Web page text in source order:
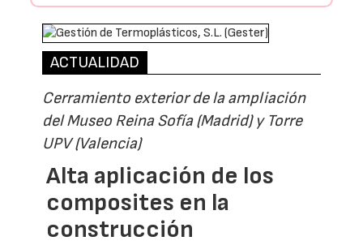
ACTUALIDAD
Cerramiento exterior de la ampliación
del Museo Reina Sofía (Madrid) y Torre
UPV (Valencia)
Alta aplicación de los
composites en la
construcción